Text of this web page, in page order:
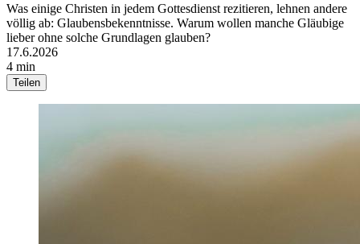
Was einige Christen in jedem Gottesdienst rezitieren, lehnen andere
völlig ab: Glaubensbekenntnisse. Warum wollen manche Gläubige
lieber ohne solche Grundlagen glauben?
17.6.2026
4 min
Teilen